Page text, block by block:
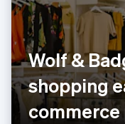
Wolf &
shopping
English Italiano
Dinamarca
English
Emiratos
English
Eslovaquia
English
Eslovenia